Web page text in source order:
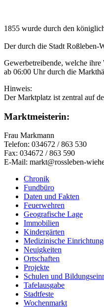
1855 wurde durch den
Der durch die Stadt Roßleben-
Gewerbetreibende, welche
ab 06:00 Uhr durch die
Hinweis:
Der Marktplatz ist zentral auf
Marktmeisterin:
Frau Markmann
Telefon: 034672 / 863 530
Fax: 034672 / 863 590
E-Mail: markt@rossleben-
Chronik
Fundbüro
Daten und Fakten
Feuerwehren
Geografische Lage
Immobilien
Kindergärten
Medizinische
Neuigkeiten
Ortschaften
Projekte
Schulen und
Tafelausgabe
Stadtfeste
Wochenmarkt